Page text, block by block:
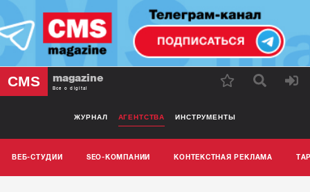
CMS magazine
Все о digital
ЖУРНАЛ АГЕНТСТВА ИНСТРУМЕНТЫ
ВЕБ-СТУДИИ SEO-КОМПАНИИ КОНТЕКСТНАЯ РЕКЛАМА